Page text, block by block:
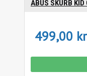
ABUS SKURB KID
499,00